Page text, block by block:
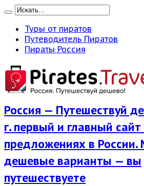
Туры от пиратов
Путеводитель Пиратов
Пираты Россия
Россия — Путешествуй
г. первый и главный
предложениях в
дешевые варианты — вы
путешествуете